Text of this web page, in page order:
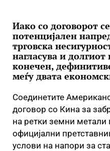
Иако со договорот
потенцијален
трговска
нагласува и
конечен,
меѓу двата
Соединетите
договор со Кина за
на ретки земни метали
официјални
услови на напори за